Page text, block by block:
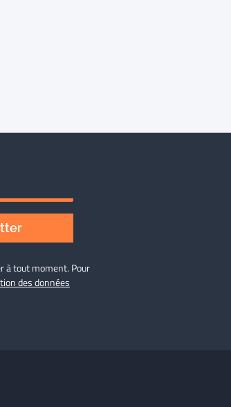
à tout moment. Pour
des données